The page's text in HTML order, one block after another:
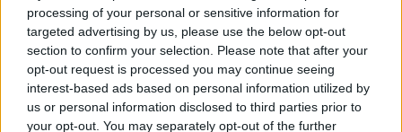
processing of your personal or sensitive information for
targeted advertising by us, please use the below opt-out
section to confirm your selection. Please note that after your
opt-out request is processed you may continue seeing
interest-based ads based on personal information utilized by
us or personal information disclosed to third parties prior to
your opt-out. You may separately opt-out of the further
ΣΧΕΤΙΚΑ ΑΡΘΡΑ